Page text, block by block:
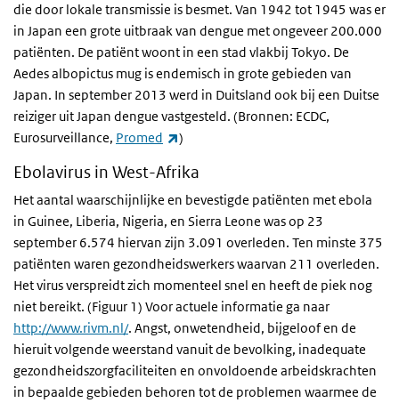
die door lokale transmissie is besmet. Van 1942 tot 1945 was er
in Japan een grote uitbraak van dengue met ongeveer 200.000
patiënten. De patiënt woont in een stad vlakbij Tokyo. De
Aedes albopictus mug is endemisch in grote gebieden van
Japan. In september 2013 werd in Duitsland ook bij een Duitse
reiziger uit Japan dengue vastgesteld. (Bronnen: ECDC,
Eurosurveillance, Promed (externe link)
)
Ebolavirus in West-Afrika
Het aantal waarschijnlijke en bevestigde patiënten met ebola
in Guinee, Liberia, Nigeria, en Sierra Leone was op 23
september 6.574 hiervan zijn 3.091 overleden. Ten minste 375
patiënten waren gezondheidswerkers waarvan 211 overleden.
Het virus verspreidt zich momenteel snel en heeft de piek nog
niet bereikt. (Figuur 1) Voor actuele informatie ga naar
http://www.rivm.nl/. Angst, onwetendheid, bijgeloof en de
hieruit volgende weerstand vanuit de bevolking, inadequate
gezondheidszorgfaciliteiten en onvoldoende arbeidskrachten
in bepaalde gebieden behoren tot de problemen waarmee de